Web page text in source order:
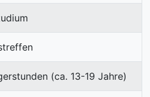
(ca. 13-19 Jahre)